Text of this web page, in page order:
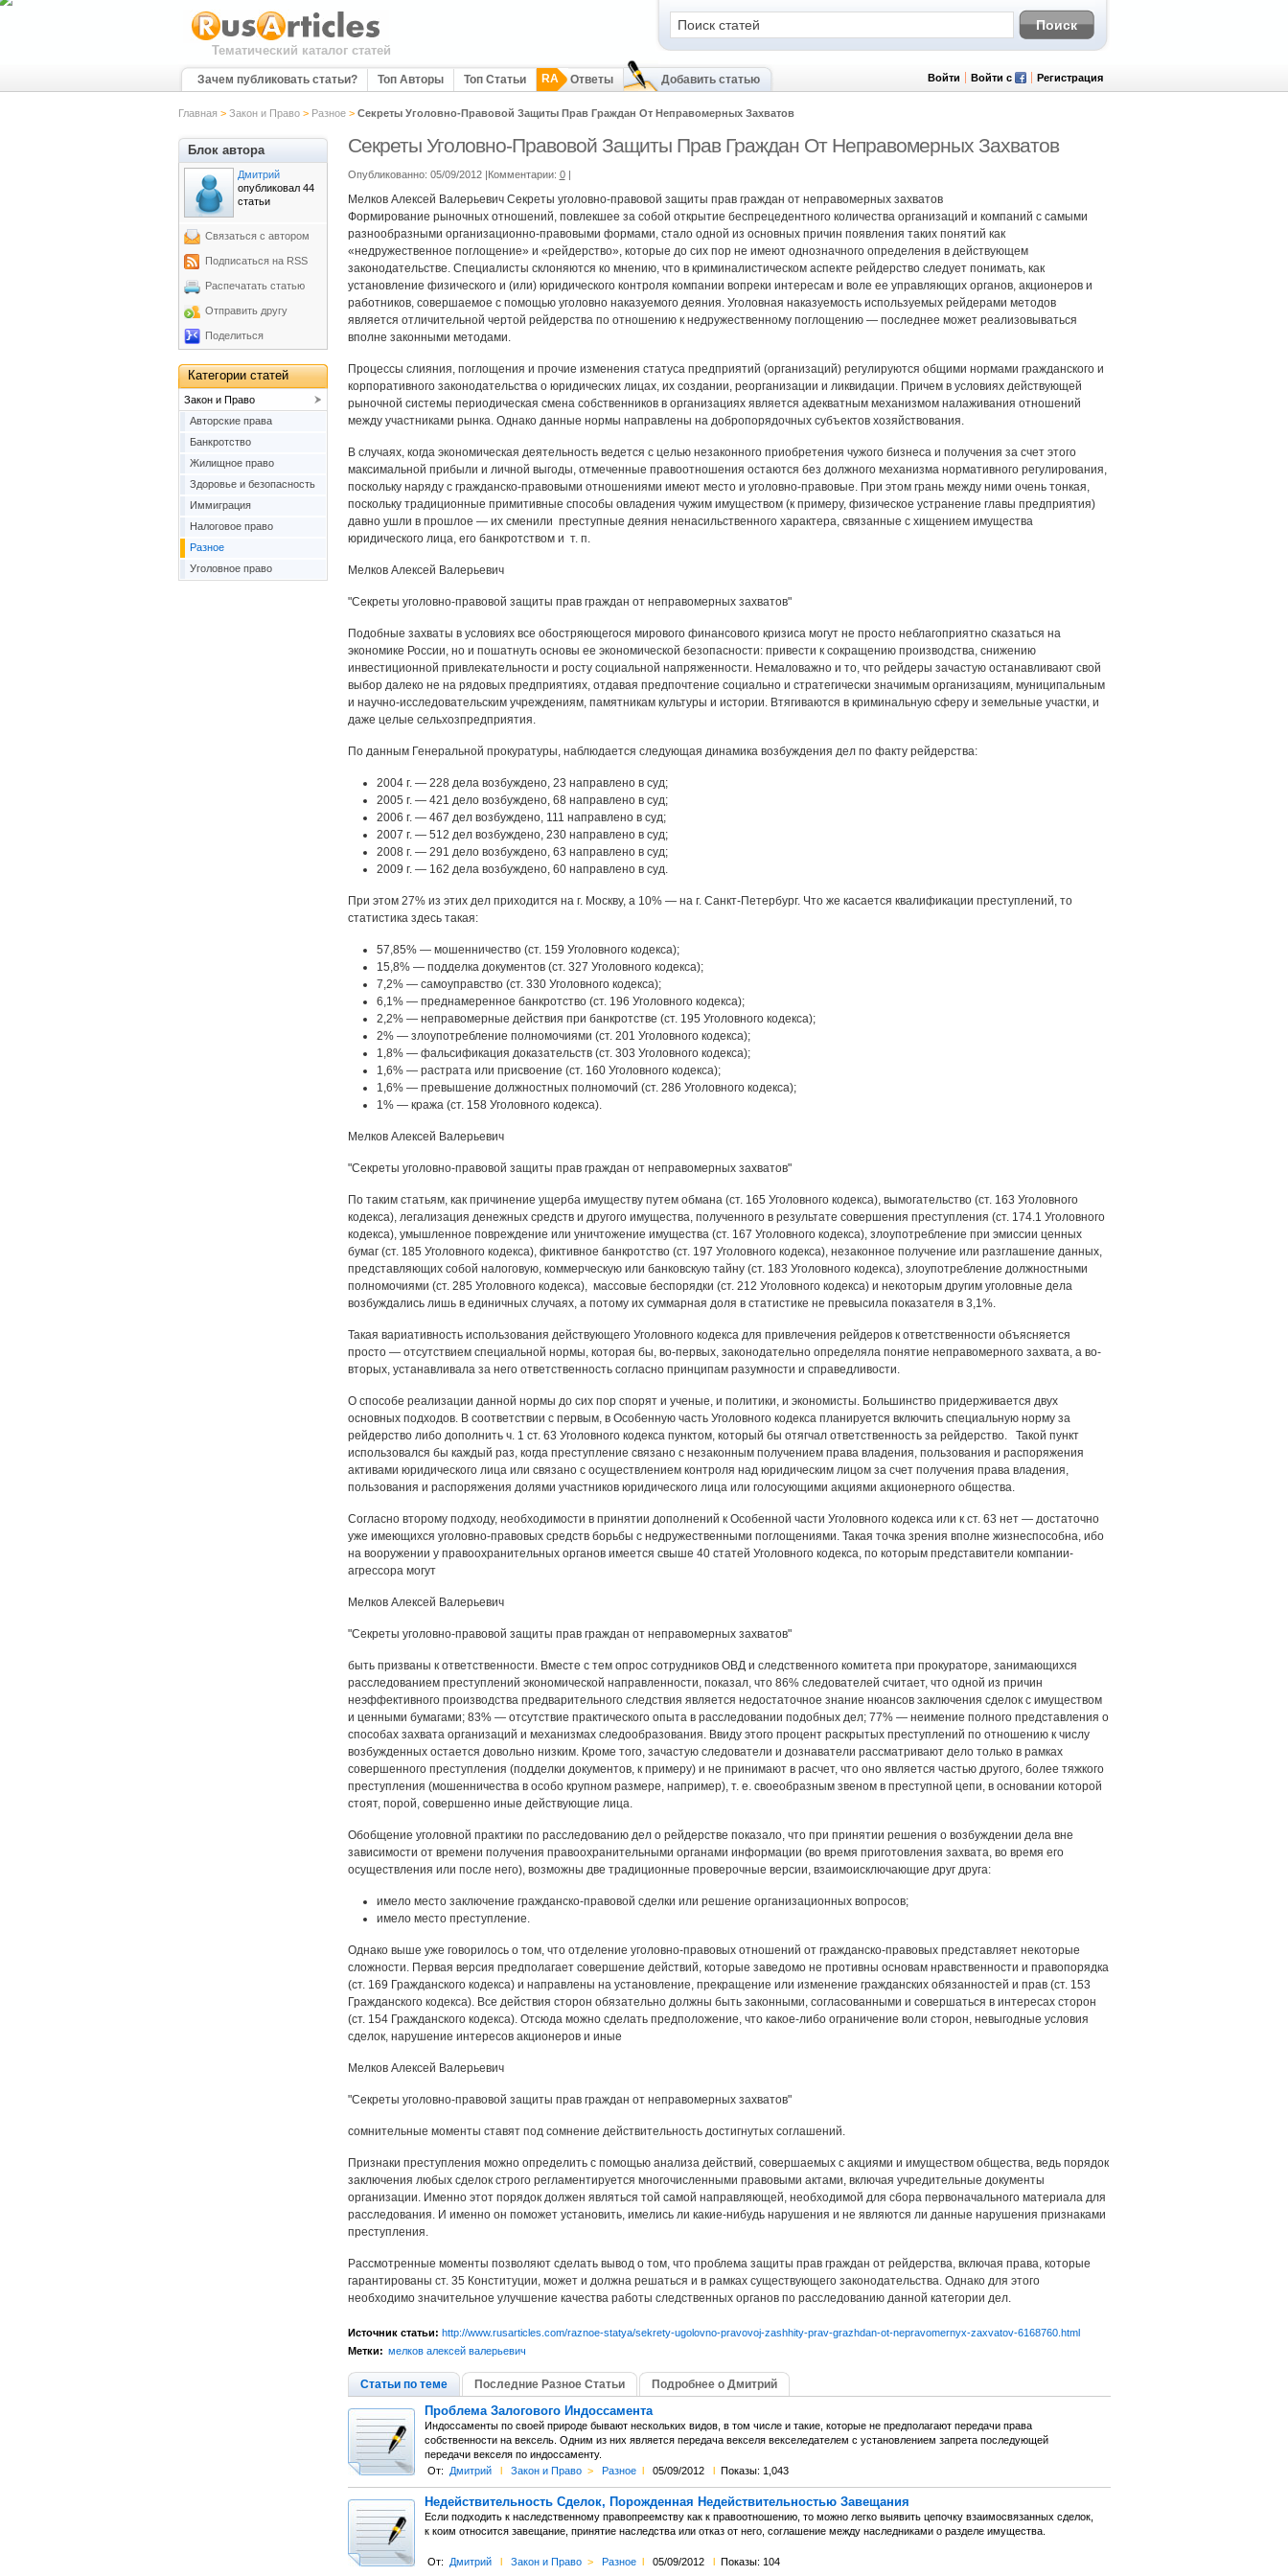
Тематический каталог статей
Зачем публиковать статьи? Топ Авторы Топ Статьи RA Ответы Добавить статью Войти Войти с Регистрация
Главная > Закон и Право> Разное> Секреты Уголовно-Правовой Защиты Прав Граждан От Неправомерных Захватов
Секреты Уголовно-Правовой Защиты Прав Граждан От Неправомерных Захватов
Опубликованно: 05/09/2012 |Комментарии: 0 |
Мелков Алексей Валерьевич Секреты уголовно-правовой защиты прав граждан от неправомерных захватов
Формирование рыночных отношений, повлекшее за собой открытие беспрецедентного количества организаций и компаний с самыми
разнообразными организационно-правовыми формами, стало одной из основных причин появления таких понятий как
«недружественное поглощение» и «рейдерство», которые до сих пор не имеют однозначного определения в действующем
законодательстве. Специалисты склоняются ко мнению, что в криминалистическом аспекте рейдерство следует понимать, как
установление физического и (или) юридического контроля компании вопреки интересам и воле ее управляющих органов, акционеров и
работников, совершаемое с помощью уголовно наказуемого деяния. Уголовная наказуемость используемых рейдерами методов
является отличительной чертой рейдерства по отношению к недружественному поглощению — последнее может реализовываться
вполне законными методами.
Процессы слияния, поглощения и прочие изменения статуса предприятий (организаций) регулируются общими нормами гражданского и
корпоративного законодательства о юридических лицах, их создании, реорганизации и ликвидации. Причем в условиях действующей
рыночной системы периодическая смена собственников в организациях является адекватным механизмом налаживания отношений
между участниками рынка. Однако данные нормы направлены на добропорядочных субъектов хозяйствования.
В случаях, когда экономическая деятельность ведется с целью незаконного приобретения чужого бизнеса и получения за счет этого
максимальной прибыли и личной выгоды, отмеченные правоотношения остаются без должного механизма нормативного регулирования,
поскольку наряду с гражданско-правовыми отношениями имеют место и уголовно-правовые. При этом грань между ними очень тонкая,
поскольку традиционные примитивные способы овладения чужим имуществом (к примеру, физическое устранение главы предприятия)
давно ушли в прошлое — их сменили преступные деяния ненасильственного характера, связанные с хищением имущества
юридического лица, его банкротством и т. п.
Мелков Алексей Валерьевич
"Секреты уголовно-правовой защиты прав граждан от неправомерных захватов"
Подобные захваты в условиях все обостряющегося мирового финансового кризиса могут не просто неблагоприятно сказаться на
экономике России, но и пошатнуть основы ее экономической безопасности: привести к сокращению производства, снижению
инвестиционной привлекательности и росту социальной напряженности. Немаловажно и то, что рейдеры зачастую останавливают свой
выбор далеко не на рядовых предприятиях, отдавая предпочтение социально и стратегически значимым организациям, муниципальным
и научно-исследовательским учреждениям, памятникам культуры и истории. Втягиваются в криминальную сферу и земельные участки, и
даже целые сельхозпредприятия.
По данным Генеральной прокуратуры, наблюдается следующая динамика возбуждения дел по факту рейдерства:
2004 г. — 228 дела возбуждено, 23 направлено в суд;
2005 г. — 421 дело возбуждено, 68 направлено в суд;
2006 г. — 467 дел возбуждено, 111 направлено в суд;
2007 г. — 512 дел возбуждено, 230 направлено в суд;
2008 г. — 291 дело возбуждено, 63 направлено в суд;
2009 г. — 162 дела возбуждено, 60 направлено в суд.
При этом 27% из этих дел приходится на г. Москву, а 10% — на г. Санкт-Петербург. Что же касается квалификации преступлений, то
статистика здесь такая:
57,85% — мошенничество (ст. 159 Уголовного кодекса);
15,8% — подделка документов (ст. 327 Уголовного кодекса);
7,2% — самоуправство (ст. 330 Уголовного кодекса);
6,1% — преднамеренное банкротство (ст. 196 Уголовного кодекса);
2,2% — неправомерные действия при банкротстве (ст. 195 Уголовного кодекса);
2% — злоупотребление полномочиями (ст. 201 Уголовного кодекса);
1,8% — фальсификация доказательств (ст. 303 Уголовного кодекса);
1,6% — растрата или присвоение (ст. 160 Уголовного кодекса);
1,6% — превышение должностных полномочий (ст. 286 Уголовного кодекса);
1% — кража (ст. 158 Уголовного кодекса).
Мелков Алексей Валерьевич
"Секреты уголовно-правовой защиты прав граждан от неправомерных захватов"
По таким статьям, как причинение ущерба имуществу путем обмана (ст. 165 Уголовного кодекса), вымогательство (ст. 163 Уголовного
кодекса), легализация денежных средств и другого имущества, полученного в результате совершения преступления (ст. 174.1 Уголовного
кодекса), умышленное повреждение или уничтожение имущества (ст. 167 Уголовного кодекса), злоупотребление при эмиссии ценных
бумаг (ст. 185 Уголовного кодекса), фиктивное банкротство (ст. 197 Уголовного кодекса), незаконное получение или разглашение данных,
представляющих собой налоговую, коммерческую или банковскую тайну (ст. 183 Уголовного кодекса), злоупотребление должностными
полномочиями (ст. 285 Уголовного кодекса), массовые беспорядки (ст. 212 Уголовного кодекса) и некоторым другим уголовные дела
возбуждались лишь в единичных случаях, а потому их суммарная доля в статистике не превысила показателя в 3,1%.
Такая вариативность использования действующего Уголовного кодекса для привлечения рейдеров к ответственности объясняется
просто — отсутствием специальной нормы, которая бы, во-первых, законодательно определяла понятие неправомерного захвата, а во-
вторых, устанавливала за него ответственность согласно принципам разумности и справедливости.
О способе реализации данной нормы до сих пор спорят и ученые, и политики, и экономисты. Большинство придерживается двух
основных подходов. В соответствии с первым, в Особенную часть Уголовного кодекса планируется включить специальную норму за
рейдерство либо дополнить ч. 1 ст. 63 Уголовного кодекса пунктом, который бы отягчал ответственность за рейдерство. Такой пункт
использовался бы каждый раз, когда преступление связано с незаконным получением права владения, пользования и распоряжения
активами юридического лица или связано с осуществлением контроля над юридическим лицом за счет получения права владения,
пользования и распоряжения долями участников юридического лица или голосующими акциями акционерного общества.
Согласно второму подходу, необходимости в принятии дополнений к Особенной части Уголовного кодекса или к ст. 63 нет — достаточно
уже имеющихся уголовно-правовых средств борьбы с недружественными поглощениями. Такая точка зрения вполне жизнеспособна, ибо
на вооружении у правоохранительных органов имеется свыше 40 статей Уголовного кодекса, по которым представители компании-
агрессора могут
Мелков Алексей Валерьевич
"Секреты уголовно-правовой защиты прав граждан от неправомерных захватов"
быть призваны к ответственности. Вместе с тем опрос сотрудников ОВД и следственного комитета при прокураторе, занимающихся
расследованием преступлений экономической направленности, показал, что 86% следователей считает, что одной из причин
неэффективного производства предварительного следствия является недостаточное знание нюансов заключения сделок с имуществом
и ценными бумагами; 83% — отсутствие практического опыта в расследовании подобных дел; 77% — неимение полного представления о
способах захвата организаций и механизмах следообразования. Ввиду этого процент раскрытых преступлений по отношению к числу
возбужденных остается довольно низким. Кроме того, зачастую следователи и дознаватели рассматривают дело только в рамках
совершенного преступления (подделки документов, к примеру) и не принимают в расчет, что оно является частью другого, более тяжкого
преступления (мошенничества в особо крупном размере, например), т. е. своеобразным звеном в преступной цепи, в основании которой
стоят, порой, совершенно иные действующие лица.
Обобщение уголовной практики по расследованию дел о рейдерстве показало, что при принятии решения о возбуждении дела вне
зависимости от времени получения правоохранительными органами информации (во время приготовления захвата, во время его
осуществления или после него), возможны две традиционные проверочные версии, взаимоисключающие друг друга:
имело место заключение гражданско-правовой сделки или решение организационных вопросов;
имело место преступление.
Однако выше уже говорилось о том, что отделение уголовно-правовых отношений от гражданско-правовых представляет некоторые
сложности. Первая версия предполагает совершение действий, которые заведомо не противны основам нравственности и правопорядка
(ст. 169 Гражданского кодекса) и направлены на установление, прекращение или изменение гражданских обязанностей и прав (ст. 153
Гражданского кодекса). Все действия сторон обязательно должны быть законными, согласованными и совершаться в интересах сторон
(ст. 154 Гражданского кодекса). Отсюда можно сделать предположение, что какое-либо ограничение воли сторон, невыгодные условия
сделок, нарушение интересов акционеров и иные
Мелков Алексей Валерьевич
"Секреты уголовно-правовой защиты прав граждан от неправомерных захватов"
сомнительные моменты ставят под сомнение действительность достигнутых соглашений.
Признаки преступления можно определить с помощью анализа действий, совершаемых с акциями и имуществом общества, ведь порядок
заключения любых сделок строго регламентируется многочисленными правовыми актами, включая учредительные документы
организации. Именно этот порядок должен являться той самой направляющей, необходимой для сбора первоначального материала для
расследования. И именно он поможет установить, имелись ли какие-нибудь нарушения и не являются ли данные нарушения признаками
преступления.
Рассмотренные моменты позволяют сделать вывод о том, что проблема защиты прав граждан от рейдерства, включая права, которые
гарантированы ст. 35 Конституции, может и должна решаться и в рамках существующего законодательства. Однако для этого
необходимо значительное улучшение качества работы следственных органов по расследованию данной категории дел.
Источник статьи: http://www.rusarticles.com/raznoe-statya/sekrety-ugolovno-pravovoj-zashhity-prav-grazhdan-ot-nepravomernyx-zaxvatov-6168760.html
Метки: мелков алексей валерьевич
Статьи по теме Последние Разное Статьи Подробнее о Дмитрий
Проблема Залогового Индоссамента
Индоссаменты по своей природе бывают нескольких видов, в том числе и такие, которые не предполагают передачи права
собственности на вексель. Одним из них является передача векселя векселедателем с установлением запрета последующей
передачи векселя по индоссаменту.
От:
Дмитрий l Закон и Право > Разное l 05/09/2012 l Показы: 1,043
Недействительность Сделок, Порожденная Недействительностью Завещания
Если подходить к наследственному правопреемству как к правоотношению, то можно легко выявить цепочку взаимосвязанных сделок,
к коим относится завещание, принятие наследства или отказ от него, соглашение между наследниками о разделе имущества.
От: Дмитрий l Закон и Право > Разное l 05/09/2012 l Показы: 104
Блок автора
Дмитрий
опубликовал 44
статьи
Связаться с автором
Подписаться на RSS
Распечатать статью
Отправить другу
Поделиться
Категории статей
Закон и Право
Авторские права
Банкротство
Жилищное право
Здоровье и безопасность
Иммиграция
Налоговое право
Разное
Уголовное право